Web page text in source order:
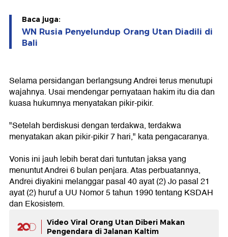
Baca juga:
WN Rusia Penyelundup Orang Utan Diadili di
Bali
Selama persidangan berlangsung Andrei terus menutupi
wajahnya. Usai mendengar pernyataan hakim itu dia dan
kuasa hukumnya menyatakan pikir-pikir.
"Setelah berdiskusi dengan terdakwa, terdakwa
menyatakan akan pikir-pikir 7 hari," kata pengacaranya.
Vonis ini jauh lebih berat dari tuntutan jaksa yang
menuntut Andrei 6 bulan penjara. Atas perbuatannya,
Andrei diyakini melanggar pasal 40 ayat (2) Jo pasal 21
ayat (2) huruf a UU Nomor 5 tahun 1990 tentang KSDAH
dan Ekosistem.
Video Viral Orang Utan Diberi Makan
Pengendara di Jalanan Kaltim